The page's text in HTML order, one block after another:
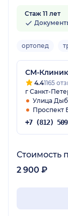
Стаж 11 лет
ортопед
СМ-
4.41165
г Санкт-
Улица
Проспект
Стоимость
2 900 ₽